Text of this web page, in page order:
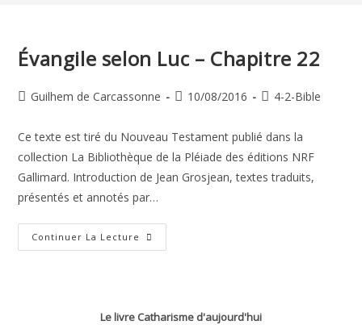
Évangile selon Luc – Chapitre 22
Auteur/autrice
la
publication :
Guilhem de Carcassonne
Publication
10/08/2016
Post4-2-Bible
Ce texte est tiré du Nouveau Testament publié dans la
collection La Bibliothèque de la Pléiade des éditions NRF
Gallimard. Introduction de Jean Grosjean, textes traduits,
présentés et annotés par…
Continuer La Lecture Évangile
Selon
Le livre Catharisme d'aujourd'hui